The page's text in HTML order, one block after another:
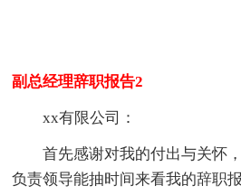
副总经理辞职报告2
xx有限公司：
首先感谢对我的付出与关怀
负责领导能抽时间来看我的辞职